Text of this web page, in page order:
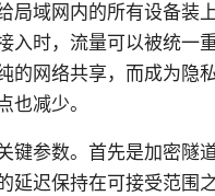
局域网内的所有设备装
入时，流量可以被统一
的网络共享，而成为隐
也减少。
键参数。首先是加密隧
延迟保持在可接受范围